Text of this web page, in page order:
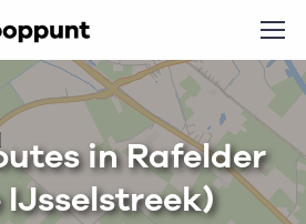
in Rafelder
IJsselstreek)